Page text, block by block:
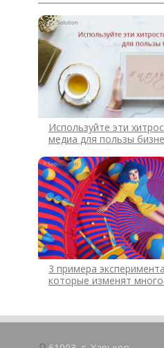
Используйте эти
медиа для пользы
3 примера
которые изменят